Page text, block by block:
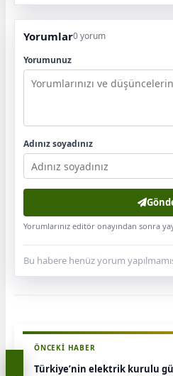
Yorumlar0 yorum
Yorumunuz
Adınız soyadınız
Yorumlarınız editör onayından sonra
Bu habere henüz yorum
ÖNCEKI HABER
Türkiye’nin elektrik kurulu